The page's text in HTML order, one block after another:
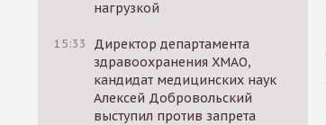
нагрузкой
15:33
Директор департамента
здравоохранения ХМАО,
кандидат медицинских наук
Алексей Добровольский
выступил против запрета